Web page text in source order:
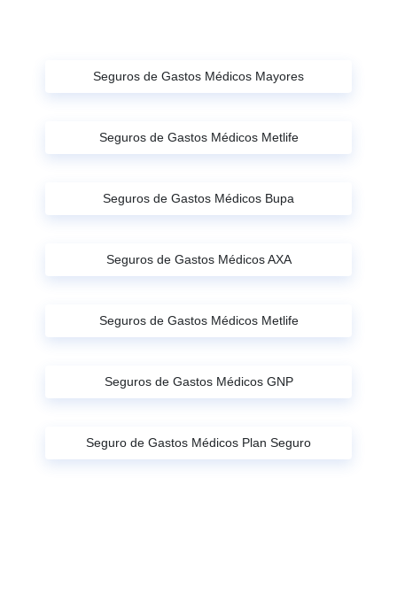
Seguros de Gastos Médicos Mayores
Seguros de Gastos Médicos Metlife
Seguros de Gastos Médicos Bupa
Seguros de Gastos Médicos AXA
Seguros de Gastos Médicos Metlife
Seguros de Gastos Médicos GNP
Seguro de Gastos Médicos Plan Seguro